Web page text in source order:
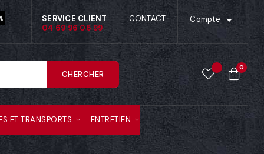
SERVICE CLIENT
04 69 96 06 99
CONTACT Compte 
CHERCHER
0
ET TRANSPORTS ENTRETIEN